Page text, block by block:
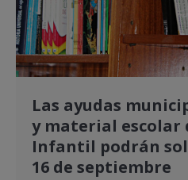
Las ayudas
y material escolar
Infantil podrán
16 de septiembre